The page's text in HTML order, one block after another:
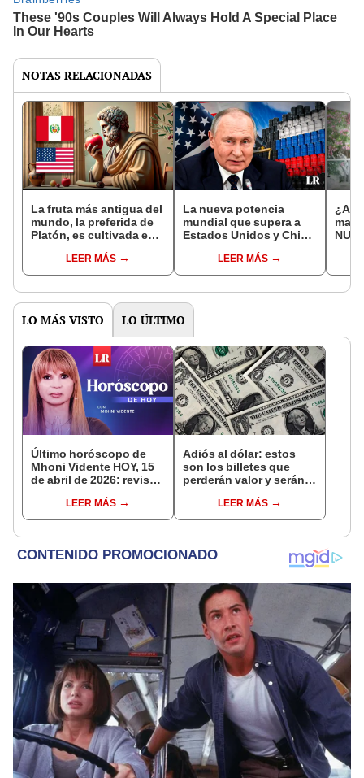
NOTAS RELACIONADAS
La fruta más antigua del
mundo, la preferida de
Platón, es cultivada en 4
Latina y Estados Unidos
LEER MÁS
La nueva potencia
mundial que supera a
Estados Unidos y China
importación de petróleo
ruso este 2024
LEER MÁS
LO MÁS VISTO LO ÚLTIMO
Último horóscopo de
Mhoni Vidente HOY, 15
de abril de 2026: revisa
signo y entérate si te
espera un día
LEER MÁS
Adiós al dólar: estos
son los billetes que
perderán valor y serán
tiendas de Estados
Unidos
LEER MÁS